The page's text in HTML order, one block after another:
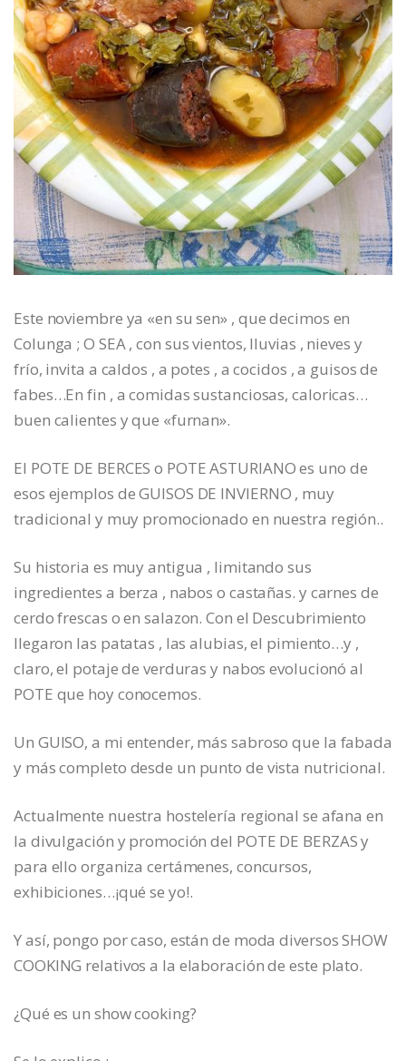
Este noviembre ya «en su sen» , que decimos en
Colunga ; O SEA , con sus vientos, lluvias , nieves y
frío, invita a caldos , a potes , a cocidos , a guisos de
fabes…En fin , a comidas sustanciosas, caloricas…
buen calientes y que «furnan».
El POTE DE BERCES o POTE ASTURIANO es uno de
esos ejemplos de GUISOS DE INVIERNO , muy
tradicional y muy promocionado en nuestra región..
Su historia es muy antigua , limitando sus
ingredientes a berza , nabos o castañas. y carnes de
cerdo frescas o en salazon. Con el Descubrimiento
llegaron las patatas , las alubias, el pimiento…y ,
claro, el potaje de verduras y nabos evolucionó al
POTE que hoy conocemos.
Un GUISO, a mi entender, más sabroso que la fabada
y más completo desde un punto de vista nutricional.
Actualmente nuestra hostelería regional se afana en
la divulgación y promoción del POTE DE BERZAS y
para ello organiza certámenes, concursos,
exhibiciones…¡qué se yo!.
Y así, pongo por caso, están de moda diversos SHOW
COOKING relativos a la elaboración de este plato.
¿Qué es un show cooking?